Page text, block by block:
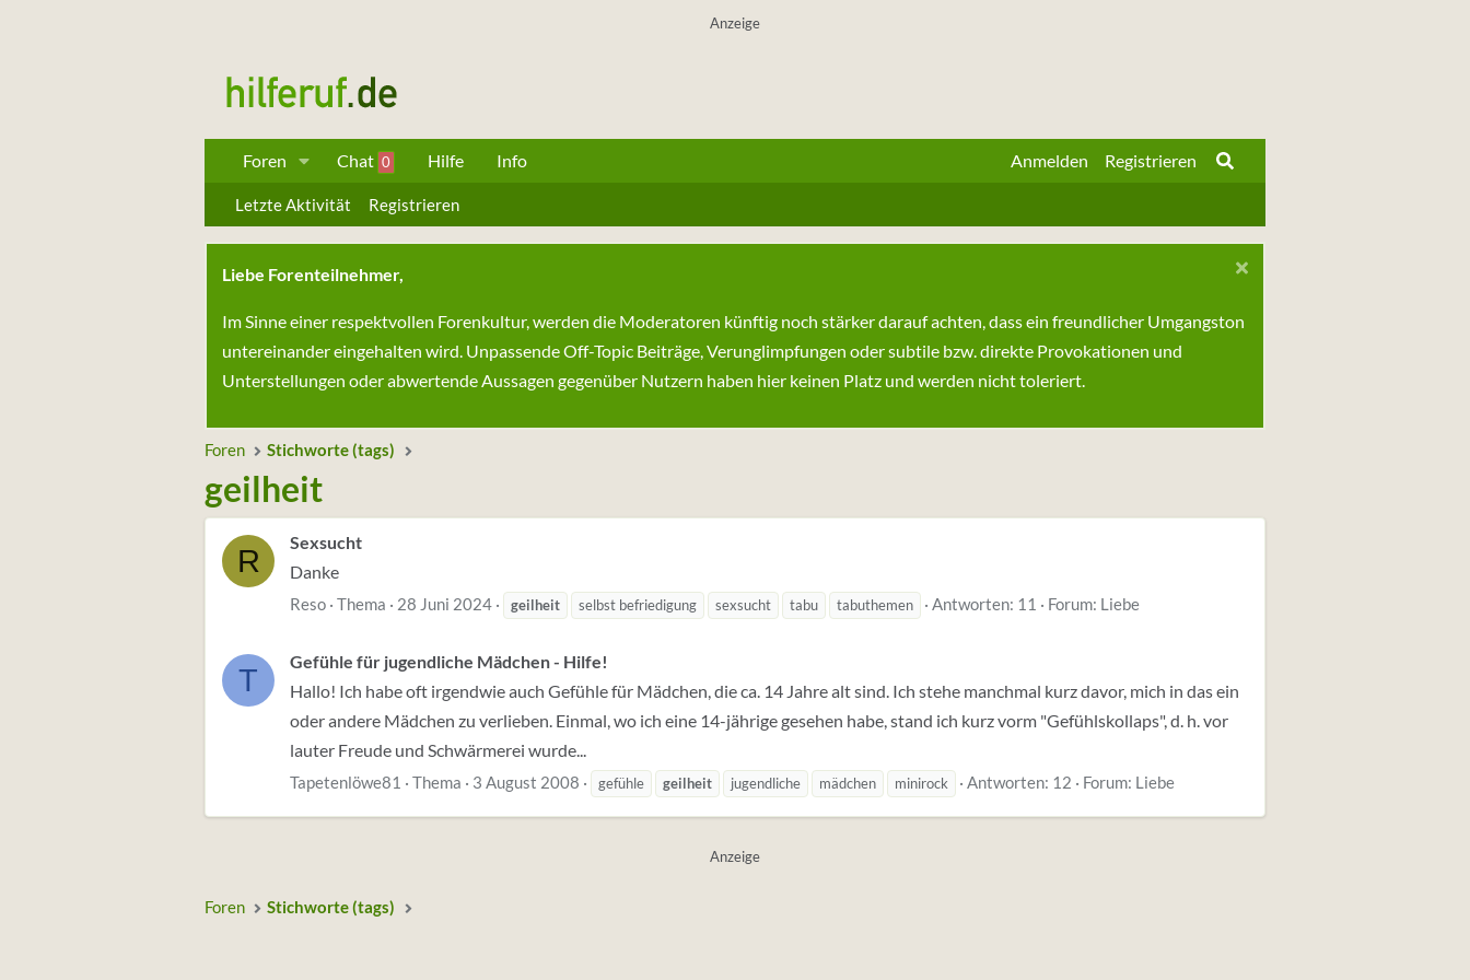
Anzeige
Foren Chat 0 Hilfe Info Anmelden Registrieren
Letzte Aktivität Registrieren
Liebe Forenteilnehmer,
Im Sinne einer respektvollen Forenkultur, werden die Moderatoren künftig noch stärker darauf achten, dass ein freundlicher Umgangston
untereinander eingehalten wird. Unpassende Off-Topic Beiträge, Verunglimpfungen oder subtile bzw. direkte Provokationen und
Unterstellungen oder abwertende Aussagen gegenüber Nutzern haben hier keinen Platz und werden nicht toleriert.
Foren Stichworte (tags)
geilheit
R
Sexsucht
Danke
Reso Thema 28 Juni 2024 geilheit selbst befriedigung sexsucht tabu tabuthemen Antworten: 11 Forum: Liebe
T
Gefühle für jugendliche Mädchen - Hilfe!
Hallo! Ich habe oft irgendwie auch Gefühle für Mädchen, die ca. 14 Jahre alt sind. Ich stehe manchmal kurz davor, mich in das ein
oder andere Mädchen zu verlieben. Einmal, wo ich eine 14-jährige gesehen habe, stand ich kurz vorm "Gefühlskollaps", d. h. vor
lauter Freude und Schwärmerei wurde...
Tapetenlöwe81 Thema 3 August 2008 gefühle geilheit jugendliche mädchen minirock Antworten: 12 Forum: Liebe
Anzeige
Foren Stichworte (tags)